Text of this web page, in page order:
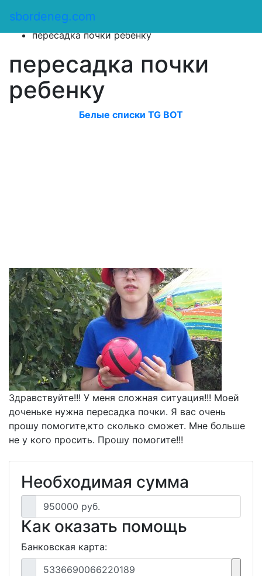
sbordeneg.com
Оказать помощь
пересадка почки ребенку
пересадка почки
ребенку
Белые списки TG BOT
Здравствуйте!!! У меня сложная ситуация!!! Моей
доченьке нужна пересадка почки. Я вас очень
прошу помогите,кто сколько сможет. Мне больше
не у кого просить. Прошу помогите!!!
Необходимая сумма
950000 руб.
Как оказать помощь
Банковская карта:
5336690066220189